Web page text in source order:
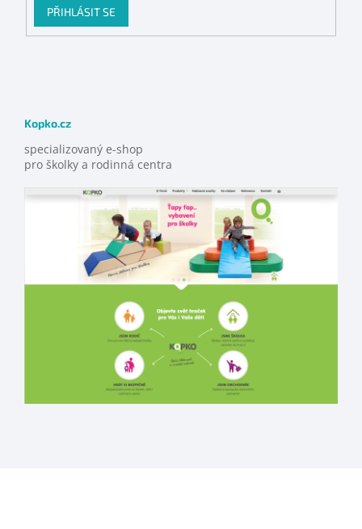
PŘIHLÁSIT SE
Kopko.cz
specializovaný e-shop
pro školky a rodinná centra